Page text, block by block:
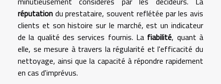
réputation du prestataire, souvent reflétée par les avis
clients et son histoire sur le marché, est un indicateur
de la qualité des services fournis. La fiabilité, quant à
elle, se mesure à travers la régularité et l'efficacité du
nettoyage, ainsi que la capacité à répondre rapidement
en cas d'imprévus.